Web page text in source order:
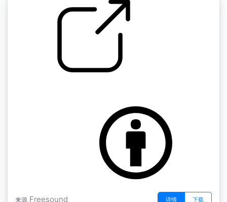
来源 Freesound 详情 下载